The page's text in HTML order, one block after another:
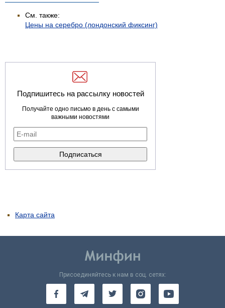
См. также:
Цены на серебро (лондонский фиксинг)
Подпишитесь на рассылку новостей
Получайте одно письмо в день с самыми
важными новостями
Карта сайта
Присоединяйтесь к нам в соц. сетях: